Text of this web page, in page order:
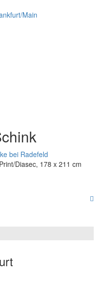
Main
Diasec, 178 x 211 cm